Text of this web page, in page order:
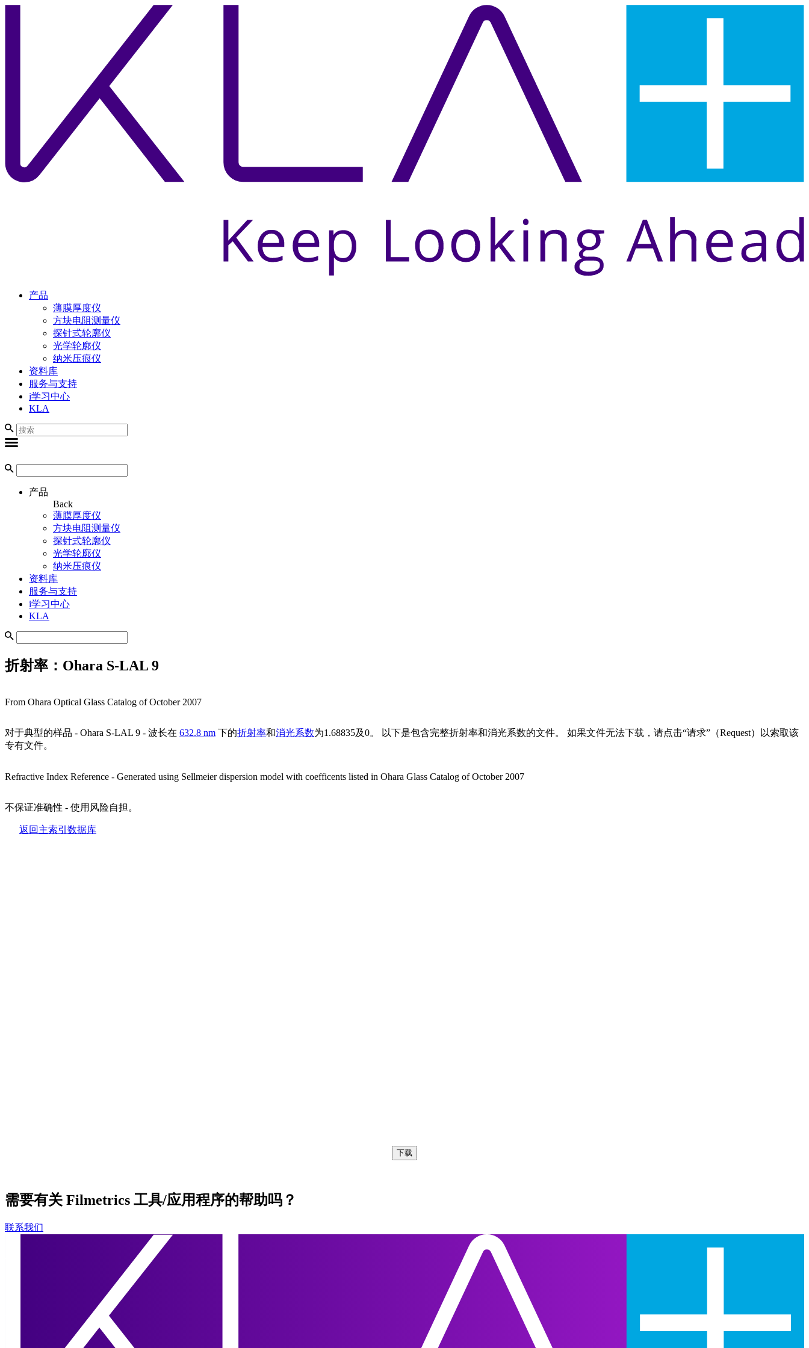
产品
薄膜厚度仪
方块电阻测量仪
探针式轮廓仪
光学轮廓仪
纳米压痕仪
资料库
服务与支持
i学习中心
KLA
产品
Back
薄膜厚度仪
方块电阻测量仪
探针式轮廓仪
光学轮廓仪
纳米压痕仪
资料库
服务与支持
i学习中心
KLA
折射率：Ohara S-LAL 9
From Ohara Optical Glass Catalog of October 2007
对于典型的样品 - Ohara S-LAL 9 - 波长在 632.8 nm 下的折射率和消光系数为1.68835及0。 以下是包含完整折射率和消光系数的文件。 如果文件无法下载，请点击“请求”（Request）以索取该
专有文件。
Refractive Index Reference - Generated using Sellmeier dispersion model with coefficents listed in Ohara Glass Catalog of October 2007
不保证准确性 - 使用风险自担。
返回主索引数据库
下载
需要有关 Filmetrics 工具/应用程序的帮助吗？
联系我们